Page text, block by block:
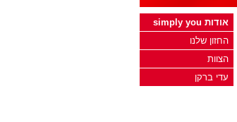
אודות simply you
החזון שלנו
הצוות
עדי ברקן